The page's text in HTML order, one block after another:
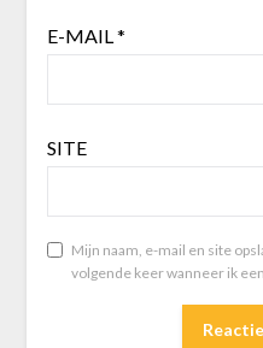
E-MAIL*
SITE
Mijn naam, e-mail en site
volgende keer wanneer ik